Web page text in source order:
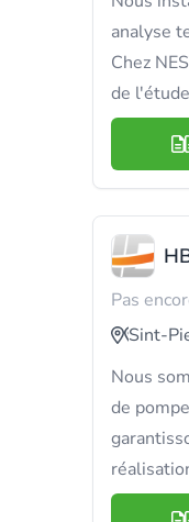
analyse
Chez
de
Pas
Sint-
Nous
de